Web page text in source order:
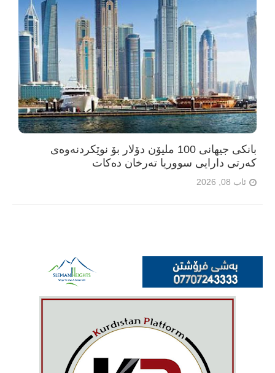
بانکی جیهانی 100 ملیۆن دۆلار بۆ نوێکردنەوەی
کەرتی دارایی سووریا تەرخان دەکات
ئاب 08, 2026